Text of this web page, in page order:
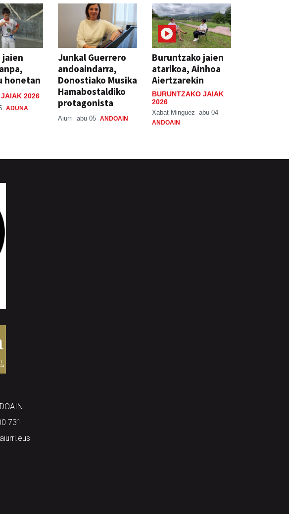
jaien
honetan
2026
ADUNA
Junkal Guerrero
andoaindarra,
Donostiako Musika
Hamabostaldiko
protagonista
Aiurri abu 05 ANDOAIN
Buruntzako jaien
atarikoa, Ainhoa
Aiertzarekin
BURUNTZAKO JAIAK
2026
Xabat Minguez abu 04
ANDOAIN
731